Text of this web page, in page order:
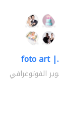
foto art
الفوتوغرافي